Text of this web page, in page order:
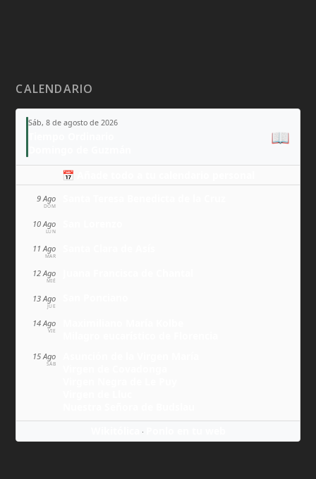
CALENDARIO
Sáb, 8 de agosto de 2026
📖
📅 Añade todo a tu calendario personal
9 Ago
DOM
10 Ago
LUN
11 Ago
MAR
12 Ago
MIÉ
13 Ago
JUE
14 Ago
VIE
15 Ago
SÁB
·